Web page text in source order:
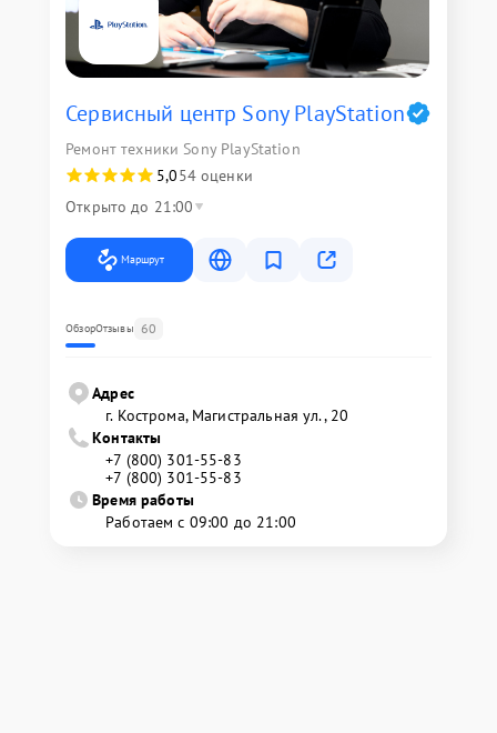
Сервисный центр Sony PlayStation
Ремонт техники Sony PlayStation
5,054 оценки
Открыто до 21:00
Маршрут
ОбзорОтзывы 60
Адрес
г. Кострома, Магистральная ул., 20
Контакты
+7 (800) 301-55-83
+7 (800) 301-55-83
Время работы
Работаем с 09:00 до 21:00